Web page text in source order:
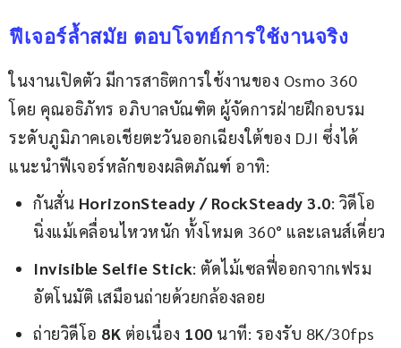
ฟีเจอร์ล้ำสมัย ตอบโจทย์การใช้งานจริง
ในงานเปิดตัว มีการสาธิตการใช้งานของ Osmo 360
โดย คุณอธิภัทร อภิบาลบัณฑิต ผู้จัดการฝ่ายฝึกอบรม
ระดับภูมิภาคเอเชียตะวันออกเฉียงใต้ของ DJI ซึ่งได้
แนะนำฟีเจอร์หลักของผลิตภัณฑ์ อาทิ:
กันสั่น HorizonSteady / RockSteady 3.0: วิดีโอ
นิ่งแม้เคลื่อนไหวหนัก ทั้งโหมด 360° และเลนส์เดี่ยว
Invisible Selfie Stick: ตัดไม้เซลฟี่ออกจากเฟรม
อัตโนมัติ เสมือนถ่ายด้วยกล้องลอย
ถ่ายวิดีโอ 8K ต่อเนื่อง 100 นาที: รองรับ 8K/30fps